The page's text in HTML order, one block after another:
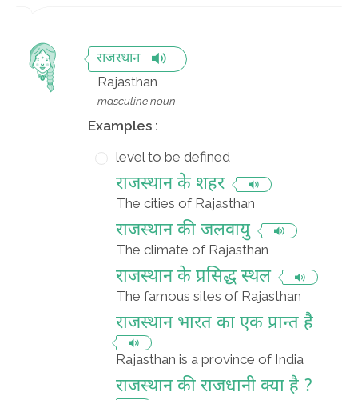
राजस्थान
Rajasthan
masculine noun
Examples :
level to be defined
राजस्थान के शहर
The cities of Rajasthan
राजस्थान की जलवायु
The climate of Rajasthan
राजस्थान के प्रसिद्ध स्थल
The famous sites of Rajasthan
राजस्थान भारत का एक प्रान्त है
Rajasthan is a province of India
राजस्थान की राजधानी क्या है ?